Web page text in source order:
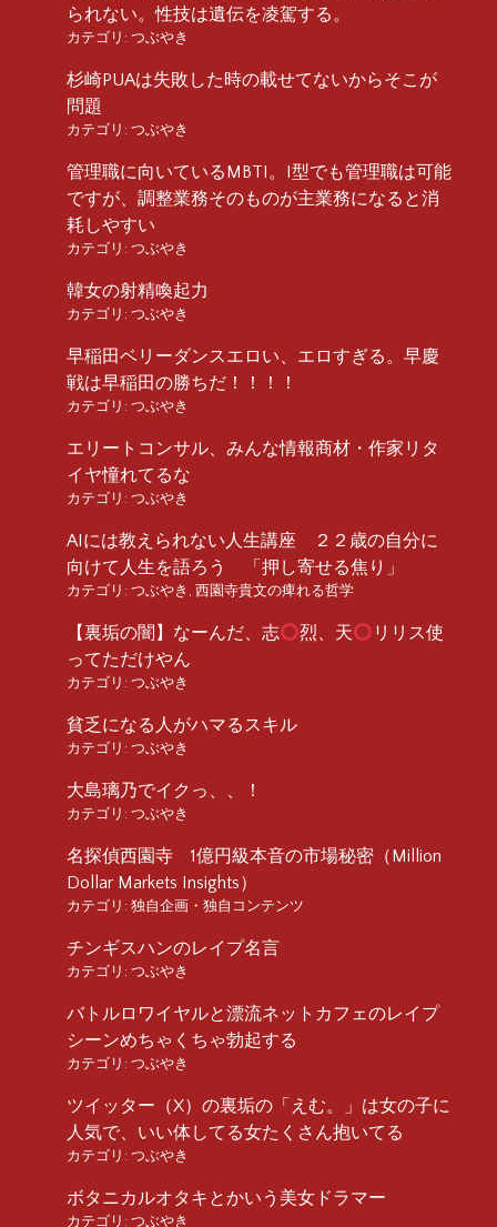
られない。性技は遺伝を凌駕する。
カテゴリ: つぶやき
杉崎PUAは失敗した時の載せてないからそこが
問題
カテゴリ: つぶやき
管理職に向いているMBTI。I型でも管理職は可能
ですが、調整業務そのものが主業務になると消
耗しやすい
カテゴリ: つぶやき
韓女の射精喚起力
カテゴリ: つぶやき
早稲田ベリーダンスエロい、エロすぎる。早慶
戦は早稲田の勝ちだ！！！！
カテゴリ: つぶやき
エリートコンサル、みんな情報商材・作家リタ
イヤ憧れてるな
カテゴリ: つぶやき
AIには教えられない人生講座 ２２歳の自分に
向けて人生を語ろう 「押し寄せる焦り」
カテゴリ: つぶやき , 西園寺貴文の痺れる哲学
【裏垢の闇】なーんだ、志 烈、天
リリス使
ってただけやん
カテゴリ: つぶやき
貧乏になる人がハマるスキル
カテゴリ: つぶやき
大島璃乃でイクっ、、！
カテゴリ: つぶやき
名探偵西園寺 1億円級本音の市場秘密（Million
Dollar Markets Insights）
カテゴリ: 独自企画・独自コンテンツ
チンギスハンのレイプ名言
カテゴリ: つぶやき
バトルロワイヤルと漂流ネットカフェのレイプ
シーンめちゃくちゃ勃起する
カテゴリ: つぶやき
ツイッター（X）の裏垢の「えむ。」は女の子に
人気で、いい体してる女たくさん抱いてる
カテゴリ: つぶやき
ボタニカルオタキとかいう美女ドラマー
カテゴリ: つぶやき